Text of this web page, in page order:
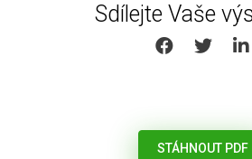
Sdílejte Vaše
SHARE ON
STÁHNOUT PDF